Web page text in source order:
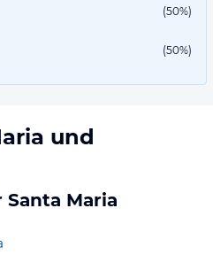
(50%)
(50%)
und
Maria